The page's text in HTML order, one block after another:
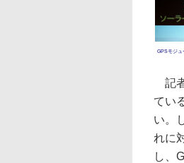
GPSモジュ
記
てい
い。
れに
し、